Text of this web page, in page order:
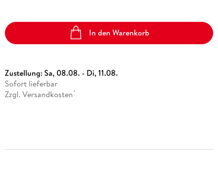
In den Warenkorb
Zustellung:Sa, 08.08. - Di, 11.08.
Sofort lieferbar
Zzgl. Versandkosten *